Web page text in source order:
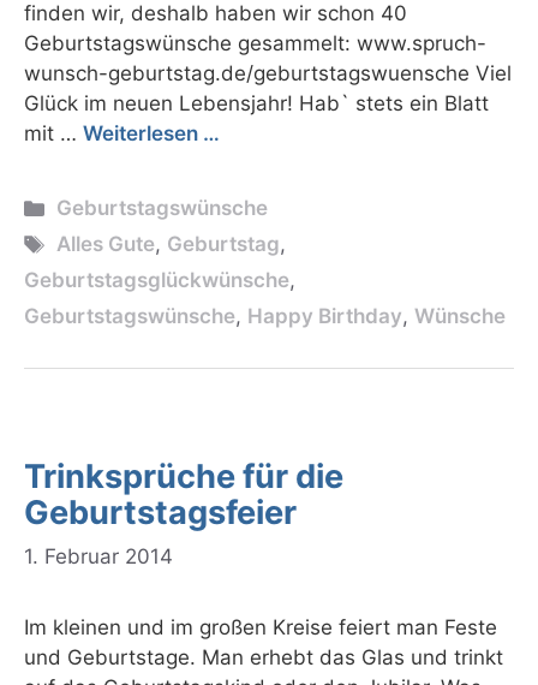
finden wir, deshalb haben wir schon 40
Geburtstagswünsche gesammelt: www.spruch-
wunsch-geburtstag.de/geburtstagswuensche Viel
Glück im neuen Lebensjahr! Hab` stets ein Blatt
mit … Weiterlesen …
Kategorien
Geburtstagswünsche
Schlagwörter
Alles Gute, Geburtstag,
Geburtstagsglückwünsche,
Geburtstagswünsche, Happy Birthday, Wünsche
Trinksprüche für die
Geburtstagsfeier
1. Februar 2014
Im kleinen und im großen Kreise feiert man Feste
und Geburtstage. Man erhebt das Glas und trinkt